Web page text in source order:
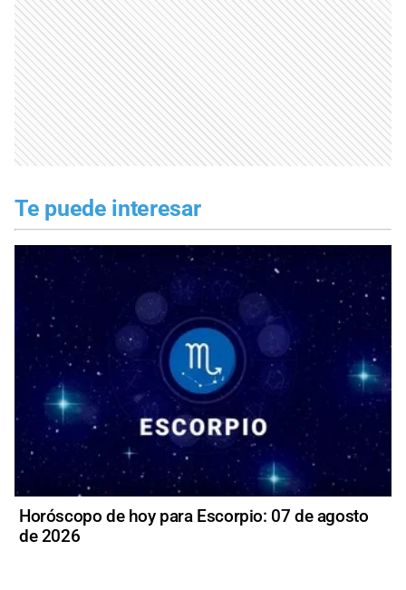
Te puede interesar
Horóscopo de hoy para Escorpio: 07 de agosto
de 2026